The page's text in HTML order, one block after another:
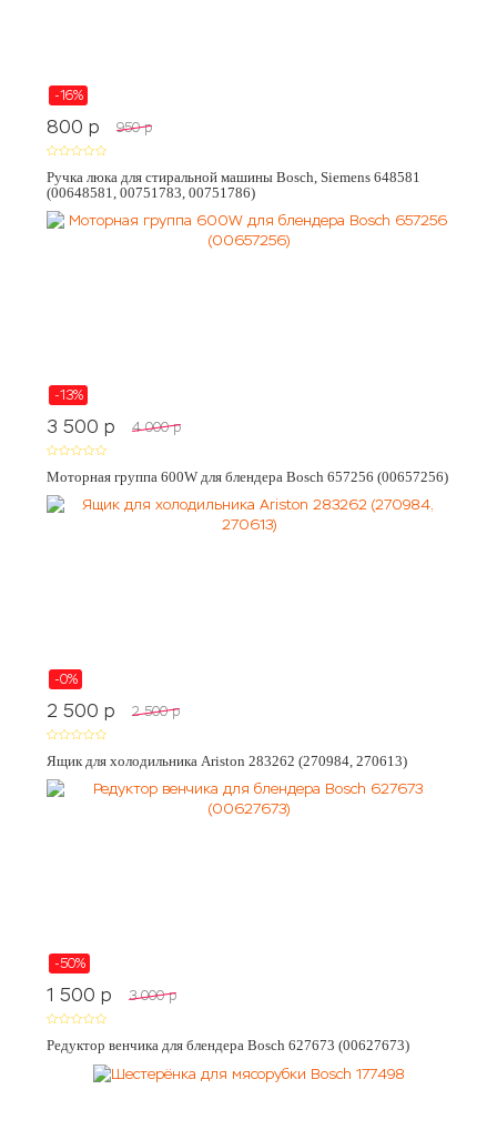
-16%
800 p 950 p
Ручка люка для стиральной машины Bosch, Siemens 648581
(00648581, 00751783, 00751786)
-13%
3 500 p 4 000 p
Моторная группа 600W для блендера Bosch 657256 (00657256)
-0%
2 500 p 2 500 p
Ящик для холодильника Ariston 283262 (270984, 270613)
-50%
1 500 p 3 000 p
Редуктор венчика для блендера Bosch 627673 (00627673)